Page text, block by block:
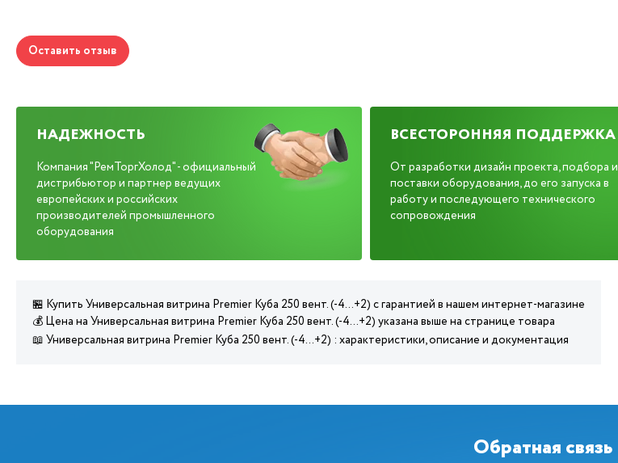
Оставить отзыв
НАДЕЖНОСТЬ
Компания "РемТоргХолод" - официальный
дистрибьютор и партнер ведущих
европейских и российских
производителей промышленного
оборудования
ВСЕСТОРОННЯЯ ПОДДЕРЖКА
От разработки дизайн проекта, подбора и
поставки оборудования, до его запуска в
работу и последующего технического
сопровождения
🏪 Купить Универсальная витрина Premier Куба 250 вент. (-4...+2) с гарантией в нашем интернет-магазине
💰 Цена на Универсальная витрина Premier Куба 250 вент. (-4...+2) указана выше на странице товара
📖 Универсальная витрина Premier Куба 250 вент. (-4...+2) : характеристики, описание и документация
Обратная связь